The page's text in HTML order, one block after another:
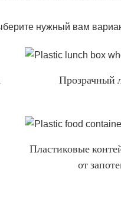
нужный вам
Прозрачный
Пластиковые
от